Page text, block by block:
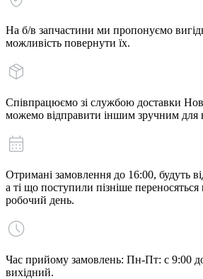
На б/в запчастини ми пропонуємо
можливість повернути їх.
Співпрацюємо зі службою доставки
можемо відправити іншим зручним для
Отримані замовлення до 16:00, будуть
а ті що поступили пізніше
робочий день.
Час прийому замовлень: Пн-Пт: с 9:00
вихідний.